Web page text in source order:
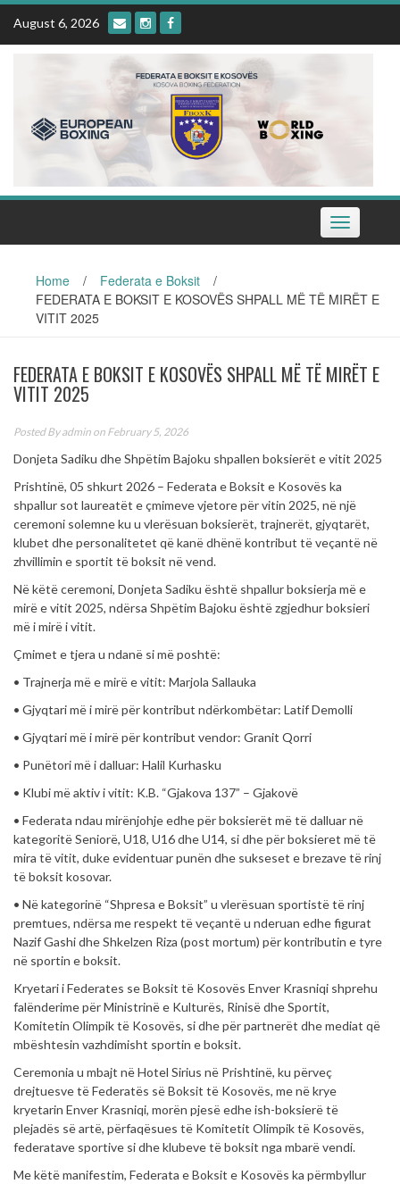
Skip
content
August 6, 2026
Toggle
navigation
Home / Federata e Boksit
/
FEDERATA E BOKSIT E KOSOVËS SHPALL MË TË MIRËT E
VITIT 2025
FEDERATA E BOKSIT E KOSOVËS SHPALL MË TË MIRËT E
VITIT 2025
Posted Byadmin on February 5, 2026
Donjeta Sadiku dhe Shpëtim Bajoku shpallen boksierët e vitit 2025
Prishtinë, 05 shkurt 2026 – Federata e Boksit e Kosovës ka
shpallur sot laureatët e çmimeve vjetore për vitin 2025, në një
ceremoni solemne ku u vlerësuan boksierët, trajnerët, gjyqtarët,
klubet dhe personalitetet që kanë dhënë kontribut të veçantë në
zhvillimin e sportit të boksit në vend.
Në këtë ceremoni, Donjeta Sadiku është shpallur boksierja më e
mirë e vitit 2025, ndërsa Shpëtim Bajoku është zgjedhur boksieri
më i mirë i vitit.
Çmimet e tjera u ndanë si më poshtë:
• Trajnerja më e mirë e vitit: Marjola Sallauka
• Gjyqtari më i mirë për kontribut ndërkombëtar: Latif Demolli
• Gjyqtari më i mirë për kontribut vendor: Granit Qorri
• Punëtori më i dalluar: Halil Kurhasku
• Klubi më aktiv i vitit: K.B. “Gjakova 137” – Gjakovë
• Federata ndau mirënjohje edhe për boksierët më të dalluar në
kategoritë Seniorë, U18, U16 dhe U14, si dhe për boksieret më të
mira të vitit, duke evidentuar punën dhe sukseset e brezave të rinj
të boksit kosovar.
• Në kategorinë “Shpresa e Boksit” u vlerësuan sportistë të rinj
premtues, ndërsa me respekt të veçantë u nderuan edhe figurat
Nazif Gashi dhe Shkelzen Riza (post mortum) për kontributin e tyre
në sportin e boksit.
Kryetari i Federates se Boksit të Kosovës Enver Krasniqi shprehu
falënderime për Ministrinë e Kulturës, Rinisë dhe Sportit,
Komitetin Olimpik të Kosovës, si dhe për partnerët dhe mediat që
mbështesin vazhdimisht sportin e boksit.
Ceremonia u mbajt në Hotel Sirius në Prishtinë, ku përveç
drejtuesve të Federatës së Boksit të Kosovës, me në krye
kryetarin Enver Krasniqi, morën pjesë edhe ish-boksierë të
plejadës së artë, përfaqësues të Komitetit Olimpik të Kosovës,
federatave sportive si dhe klubeve të boksit nga mbarë vendi.
Me këtë manifestim, Federata e Boksit e Kosovës ka përmbyllur